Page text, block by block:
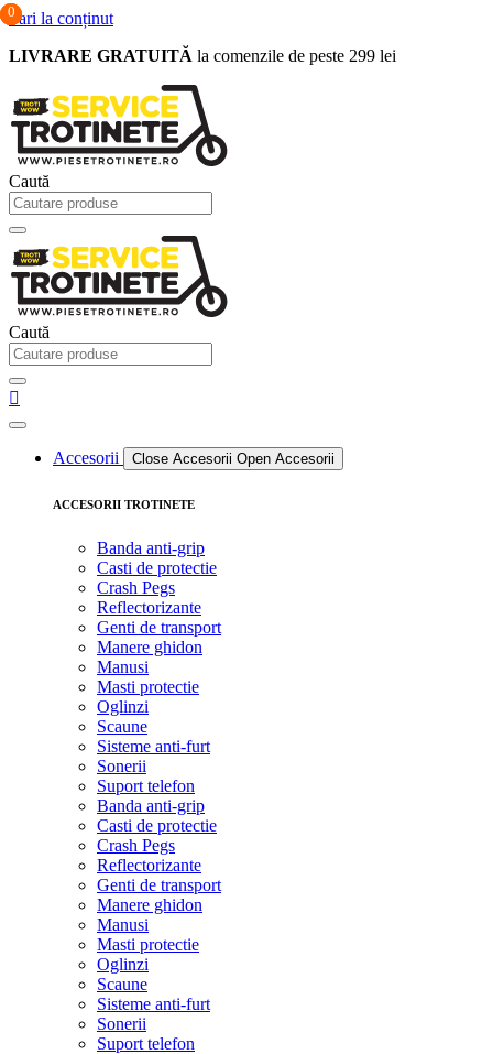
Sari la conținut
LIVRARE GRATUITĂ la comenzile de peste 299 lei
0
Caută
Caută
0
0
Accesorii Close Accesorii Open Accesorii
ACCESORII TROTINETE
Banda anti-grip
Casti de protectie
Crash Pegs
Reflectorizante
Genti de transport
Manere ghidon
Manusi
Masti protectie
Oglinzi
Scaune
Sisteme anti-furt
Sonerii
Suport telefon
Banda anti-grip
Casti de protectie
Crash Pegs
Reflectorizante
Genti de transport
Manere ghidon
Manusi
Masti protectie
Oglinzi
Scaune
Sisteme anti-furt
Sonerii
Suport telefon